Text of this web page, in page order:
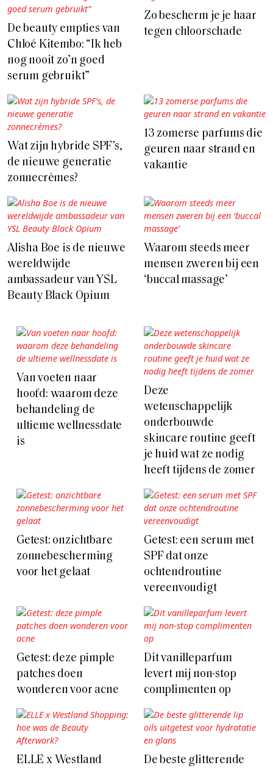
De beauty empties van
Chloé Kitembo: “Ik heb
nog nooit zo’n goed
serum gebruikt”
Zo bescherm je je haar
tegen chloorschade
Wat zijn hybride SPF’s,
de nieuwe generatie
zonnecrèmes?
13 zomerse parfums die
geuren naar strand en
vakantie
Alisha Boe is de nieuwe
wereldwijde
ambassadeur van YSL
Beauty Black Opium
Waarom steeds meer
mensen zweren bij een
‘buccal massage’
Van voeten naar
hoofd: waarom deze
behandeling de
ultieme wellnessdate
is
Deze
wetenschappelijk
onderbouwde
skincare routine geeft
je huid wat ze nodig
heeft tijdens de zomer
Getest: onzichtbare
zonnebescherming
voor het gelaat
Getest: een serum met
SPF dat onze
ochtendroutine
vereenvoudigt
Getest: deze pimple
patches doen
wonderen voor acne
Dit vanilleparfum
levert mij non-stop
complimenten op
ELLE x Westland
De beste glitterende